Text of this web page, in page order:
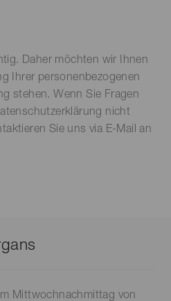
Daher möchten wir Ihnen
Ihrer personenbezogenen
stehen. Wenn Sie Fragen
nicht
Sie uns via E-Mail an
Mittwochnachmittag von